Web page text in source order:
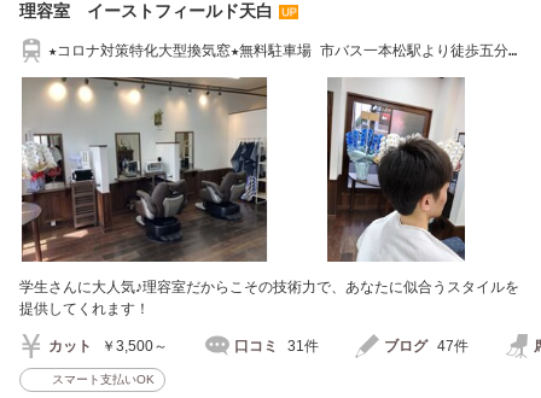
理容室 イーストフィールド天白
★コロナ対策特化大型換気窓★無料駐車場 市バス一本松駅より徒歩五分
学生さんに大人気♪理容室だからこその技術力で、あなたに似合うスタイルを
提供してくれます！
カット ￥3,500～ 口コミ 31件 ブログ 47件
スマート支払いOK